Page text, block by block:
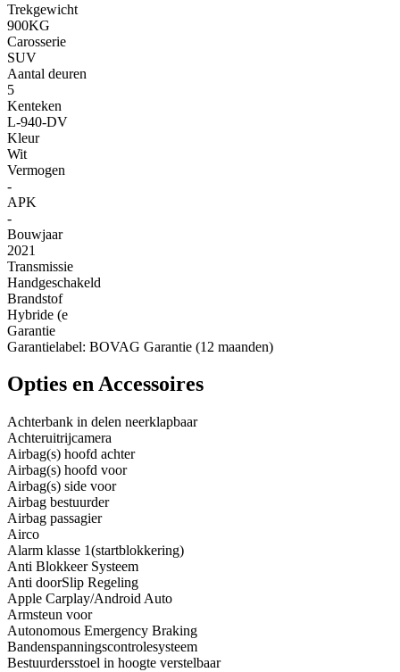
Trekgewicht
900KG
Carosserie
SUV
Aantal deuren
5
Kenteken
L-940-DV
Kleur
Wit
Vermogen
-
APK
-
Bouwjaar
2021
Transmissie
Handgeschakeld
Brandstof
Hybride (e
Garantie
Garantielabel: BOVAG Garantie (12 maanden)
Opties en Accessoires
Achterbank in delen neerklapbaar
Achteruitrijcamera
Airbag(s) hoofd achter
Airbag(s) hoofd voor
Airbag(s) side voor
Airbag bestuurder
Airbag passagier
Airco
Alarm klasse 1(startblokkering)
Anti Blokkeer Systeem
Anti doorSlip Regeling
Apple Carplay/Android Auto
Armsteun voor
Autonomous Emergency Braking
Bandenspanningscontrolesysteem
Bestuurdersstoel in hoogte verstelbaar